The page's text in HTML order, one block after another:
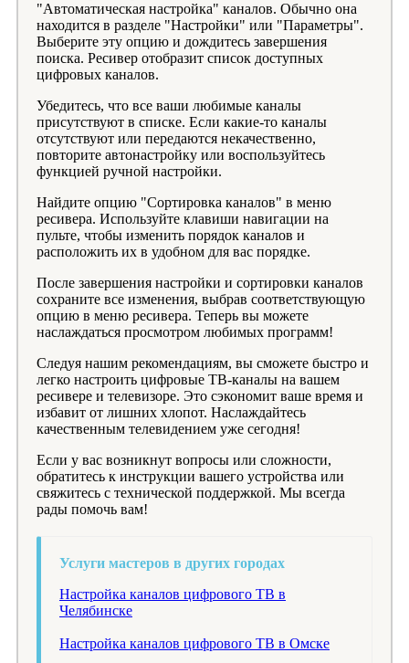
"Автоматическая настройка" каналов. Обычно она
находится в разделе "Настройки" или "Параметры".
Выберите эту опцию и дождитесь завершения
поиска. Ресивер отобразит список доступных
цифровых каналов.
Убедитесь, что все ваши любимые каналы
присутствуют в списке. Если какие-то каналы
отсутствуют или передаются некачественно,
повторите автонастройку или воспользуйтесь
функцией ручной настройки.
Найдите опцию "Сортировка каналов" в меню
ресивера. Используйте клавиши навигации на
пульте, чтобы изменить порядок каналов и
расположить их в удобном для вас порядке.
После завершения настройки и сортировки каналов
сохраните все изменения, выбрав соответствующую
опцию в меню ресивера. Теперь вы можете
наслаждаться просмотром любимых программ!
Следуя нашим рекомендациям, вы сможете быстро и
легко настроить цифровые ТВ-каналы на вашем
ресивере и телевизоре. Это сэкономит ваше время и
избавит от лишних хлопот. Наслаждайтесь
качественным телевидением уже сегодня!
Если у вас возникнут вопросы или сложности,
обратитесь к инструкции вашего устройства или
свяжитесь с технической поддержкой. Мы всегда
рады помочь вам!
Услуги мастеров в других городах
Настройка каналов цифрового ТВ в
Челябинске
Настройка каналов цифрового ТВ в Омске